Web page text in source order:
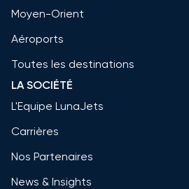
Moyen-Orient
Aéroports
Toutes les destinations
LA SOCIÉTÉ
L'Equipe LunaJets
Carrières
Nos Partenaires
News & Insights